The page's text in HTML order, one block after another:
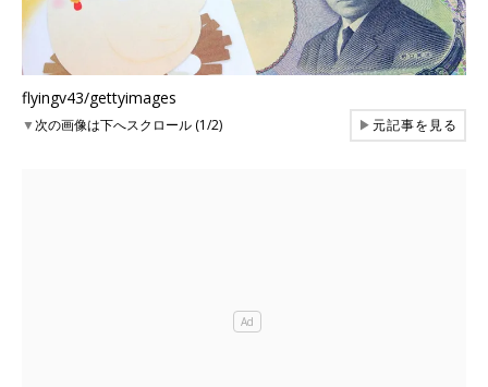
flyingv43/gettyimages
▼次の画像は下へスクロール (1/2) ▶元記事を見る